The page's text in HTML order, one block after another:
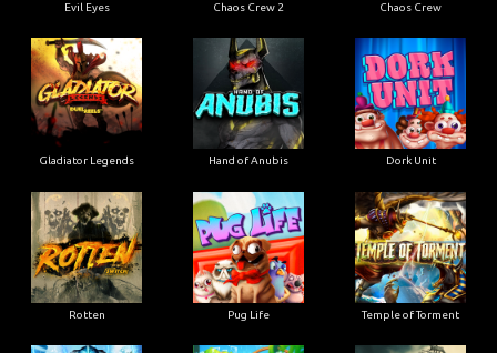
Evil Eyes Chaos Crew 2 Chaos Crew
Gladiator Legends Hand of Anubis Dork Unit
Rotten Pug Life Temple of Torment